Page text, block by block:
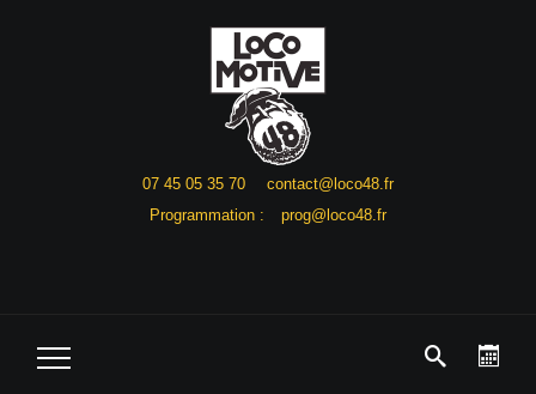
07 45 05 35 70
contact@loco48.fr
Programmation :
prog@loco48.fr